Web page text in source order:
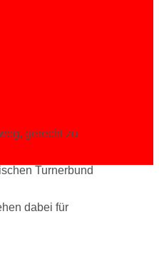
gerecht zu
Turnerbund
dabei für